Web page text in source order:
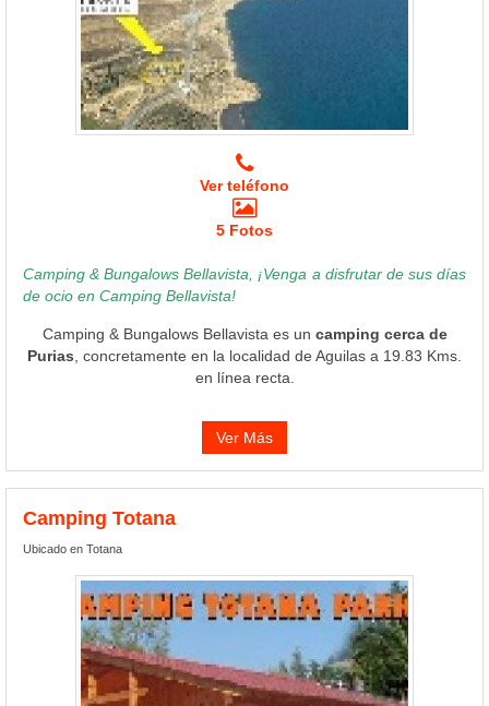
Ver teléfono
5 Fotos
Camping & Bungalows Bellavista, ¡Venga a disfrutar de sus días
de ocio en Camping Bellavista!
Camping & Bungalows Bellavista es un camping cerca de
Purias , concretamente en la localidad de Aguilas a 19.83 Kms.
en línea recta.
Ver Más
Camping Totana
Ubicado en Totana